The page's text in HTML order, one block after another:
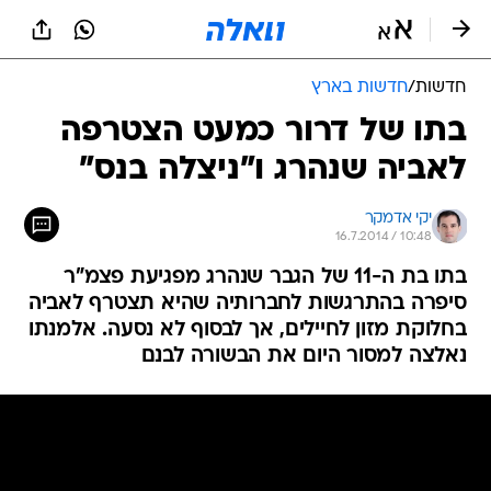
חדשות/חדשות בארץ
בתו של דרור כמעט הצטרפה
לאביה שנהרג ו"ניצלה בנס"
יקי אדמקר
16.7.2014 / 10:48
בתו בת ה-11 של הגבר שנהרג מפגיעת פצמ"ר
סיפרה בהתרגשות לחברותיה שהיא תצטרף לאביה
בחלוקת מזון לחיילים, אך לבסוף לא נסעה. אלמנתו
נאלצה למסור היום את הבשורה לבנם